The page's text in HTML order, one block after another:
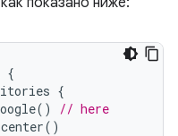
{
{
()
// here
()